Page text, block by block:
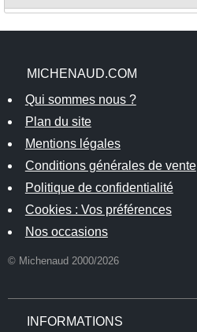
MICHENAUD.COM
Qui sommes nous ?
Plan du site
Mentions légales
Conditions générales de vente
Politique de confidentialité
Cookies : Vos préférences
Nos occasions
© Michenaud 2000/2026
INFORMATIONS